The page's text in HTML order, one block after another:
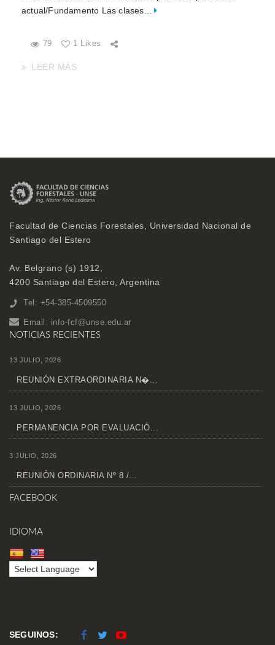
actual/Fundamento Las clases...
79 1 Likes
LEER MÁS
Facultad de Ciencias Forestales, Universidad Nacional de
Santiago del Estero
Av. Belgrano (s) 1912,
4200 Santiago del Estero, Argentina
Tel: +54-385-4509550
Email: info-fcf@unse.edu.ar
NOTICIAS RECIENTES
13 JULIO, 2026
REUNIÓN EXTRAORDINARIA N�...
13 JULIO, 2026
PERMANENCIA POR EVALUACIÓ...
3 JULIO, 2026
REUNIÓN ORDINARIA Nº 8 /...
FACEBOOK
IDIOMA
SEGUINOS: